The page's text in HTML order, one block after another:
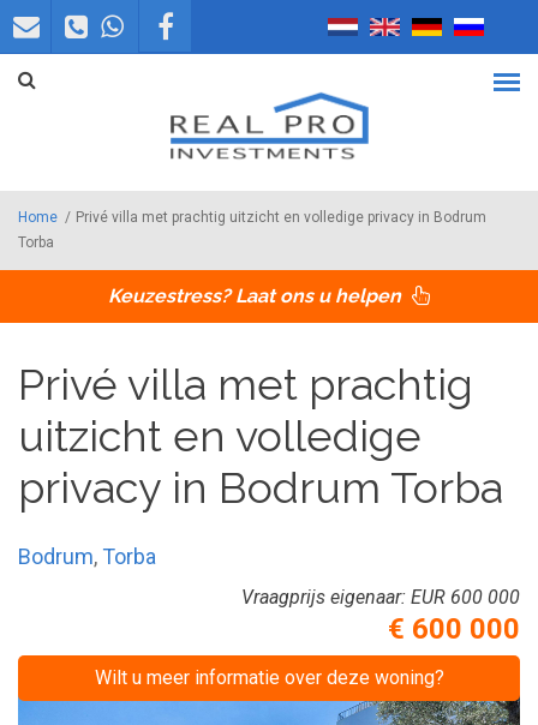
Overslaan en naar de inhoud gaan
Home / Privé villa met prachtig uitzicht en volledige privacy in Bodrum
Torba
Keuzestress? Laat ons u helpen
Privé villa met prachtig
uitzicht en volledige
privacy in Bodrum Torba
Bodrum, Torba
Vraagprijs eigenaar: EUR 600 000
€ 600 000
Wilt u meer informatie over deze woning?